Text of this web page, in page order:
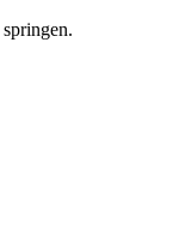
springen.